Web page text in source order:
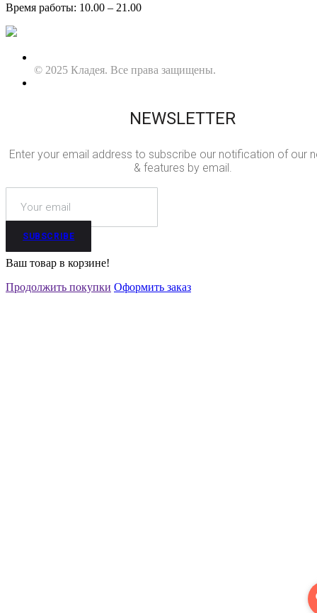
Время работы: 10.00 – 21.00
© 2025 Кладея. Все права защищены.
NEWSLETTER
Enter your email address to subscribe our notification of our
& features by email.
SUBSCRIBE
Ваш товар в корзине!
Продолжить покупки Оформить заказ